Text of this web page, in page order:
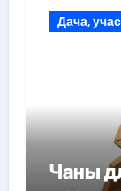
Дача,
Чаны